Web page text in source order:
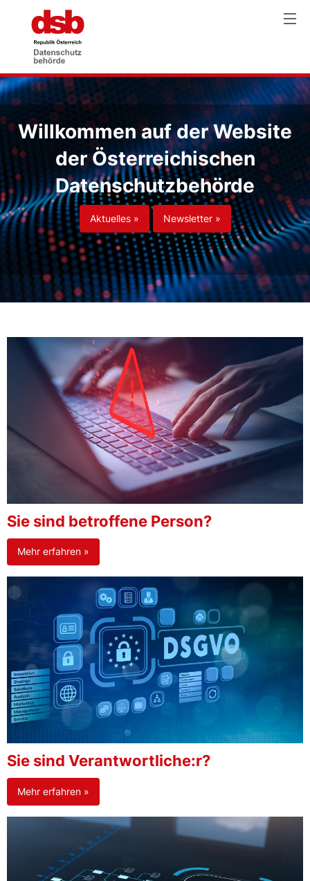
Willkommen auf der Website
der Österreichischen
Datenschutzbehörde
Aktuelles » Newsletter »
Sie sind betroffene Person?
Mehr erfahren »
Sie sind Verantwortliche:r?
Mehr erfahren »